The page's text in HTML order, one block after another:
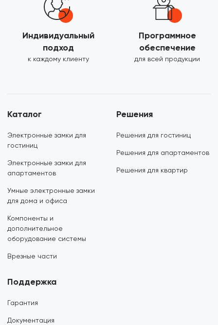
Индивидуальный
подход
к каждому клиенту
Программное
обеспечение
для всей продукции
Каталог
Электронные замки для
гостиниц
Электронные замки для
апартаментов
Умные электронные замки
для дома и офиса
Компоненты и
дополнительное
оборудование системы
Врезные части
Решения
Решения для гостиниц
Решения для апартаментов
Решения для квартир
Поддержка
Гарантия
Документация